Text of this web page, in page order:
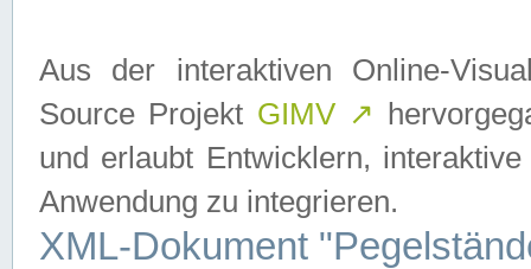
Aus der interaktiven Online-
Source Projekt GIMV ↗
und erlaubt Entwicklern,
Anwendung zu integrieren.
XML-Dokument